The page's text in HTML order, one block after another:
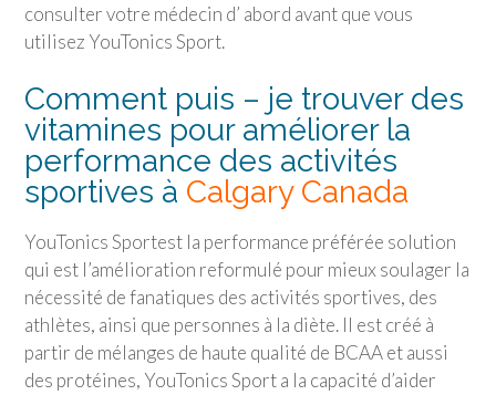
consulter votre médecin d’ abord avant que vous
utilisez YouTonics Sport.
Comment puis – je trouver des
vitamines pour améliorer la
performance des activités
sportives à Calgary Canada
YouTonics Sportest la performance préférée solution
qui est l’amélioration reformulé pour mieux soulager la
nécessité de fanatiques des activités sportives, des
athlètes, ainsi que personnes à la diète. Il est créé à
partir de mélanges de haute qualité de BCAA et aussi
des protéines, YouTonics Sporta la capacité d’aider